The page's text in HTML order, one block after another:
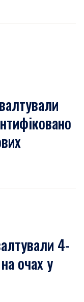
4-
очах у